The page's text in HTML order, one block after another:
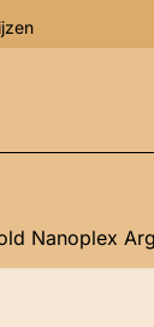
Nanoplex